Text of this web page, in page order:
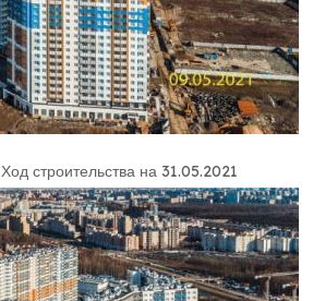
Ход строительства на 31.05.2021